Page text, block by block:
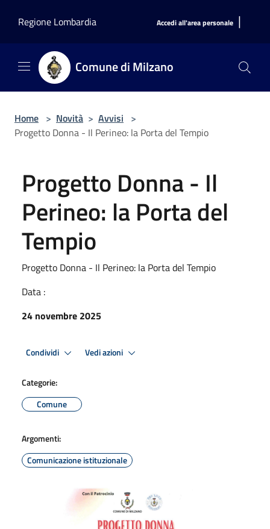
Regione Lombardia
Accedi all'area personale |
Comune di Milzano
Home > Novità > Avvisi >
Progetto Donna - Il Perineo: la Porta del Tempio
Progetto Donna - Il
Perineo: la Porta del
Tempio
Progetto Donna - Il Perineo: la Porta del Tempio
Data :
24 novembre 2025
Condividi Vedi azioni
Categorie:
Comune
Argomenti:
Comunicazione istituzionale